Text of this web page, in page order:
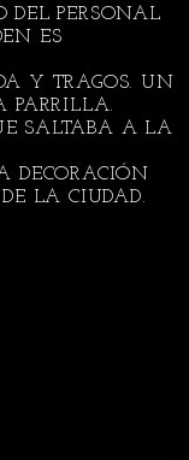
PERSONAL
ES
Y TRAGOS. UN
PARRILLA.
SALTABA A LA
DECORACIÓN
LA CIUDAD.